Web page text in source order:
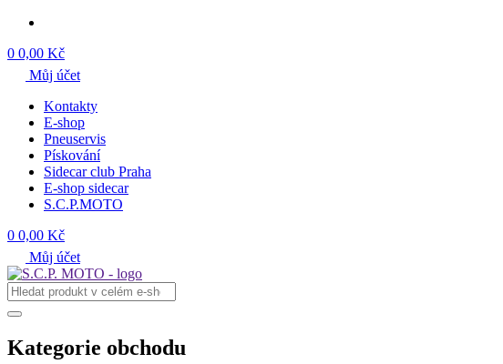
0 0,00 Kč
Můj účet
Kontakty
E-shop
Pneuservis
Pískování
Sidecar club Praha
E-shop sidecar
S.C.P.MOTO
0 0,00 Kč
Můj účet
Kategorie obchodu